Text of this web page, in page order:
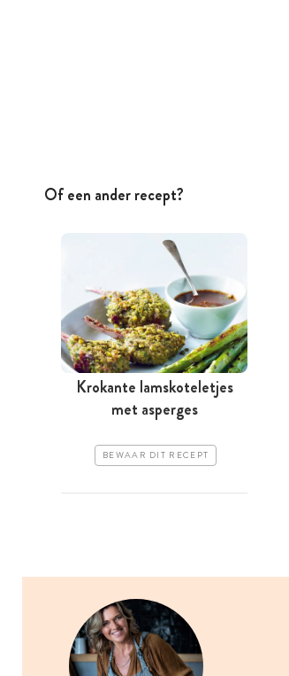
Of een ander recept?
Krokante lamskoteletjes
met asperges
BEWAAR DIT RECEPT